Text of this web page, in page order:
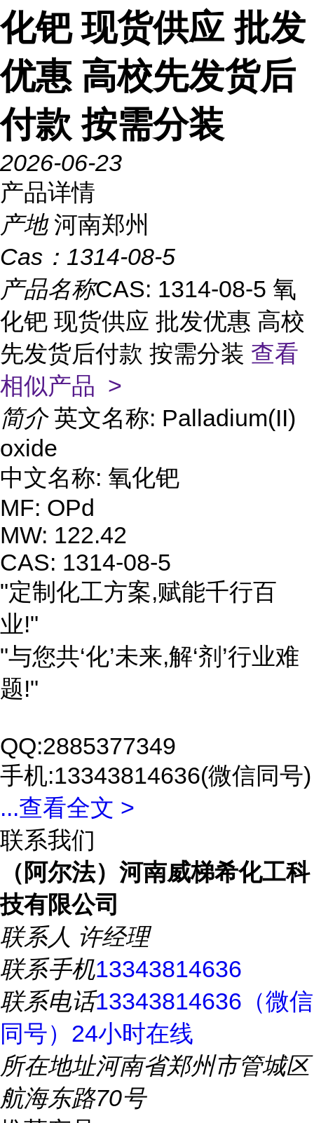
化钯 现货供应 批发
优惠 高校先发货后
付款 按需分装
2026-06-23
产品详情
产地 河南郑州
Cas： 1314-08-5
产品名称CAS: 1314-08-5 氧
化钯 现货供应 批发优惠 高校
先发货后付款 按需分装 查看
相似产品 >
简介 英文名称: Palladium(II)
oxide
中文名称: 氧化钯
MF: OPd
MW: 122.42
CAS: 1314-08-5
"定制化工方案,赋能千行百
业!"
"与您共‘化’未来,解‘剂’行业难
题!"
QQ:2885377349
手机:13343814636(微信同号)
...查看全文 >
联系我们
（阿尔法）河南威梯希化工科
技有限公司
联系人 许经理
联系手机13343814636
联系电话13343814636（微信
同号）24小时在线
所在地址河南省郑州市管城区
航海东路70号